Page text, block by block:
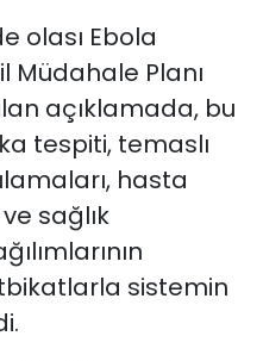
olası Ebola
Müdahale Planı
açıklamada, bu
tespiti, temaslı
hasta
sağlık
sistemin